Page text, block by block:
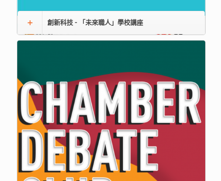
創新科技 - 「未來職人」學校講座